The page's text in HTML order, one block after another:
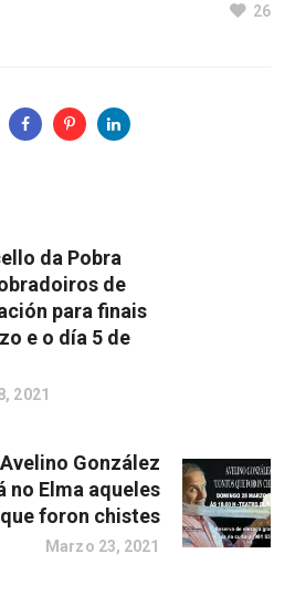
26
da Pobra
de
para finais
e o día 5 de
2021
Avelino González
no Elma aqueles
foron chistes
Marzo 23, 2021